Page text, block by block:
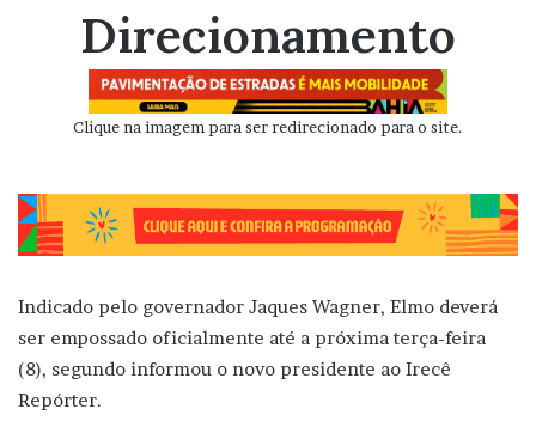
Direcionamento
Clique na imagem para ser redirecionado para o site.
Indicado pelo governador Jaques Wagner, Elmo deverá
ser empossado oficialmente até a próxima terça-feira
(8), segundo informou o novo presidente ao Irecê
Repórter.